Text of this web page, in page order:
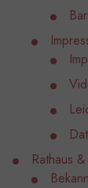
Rathaus